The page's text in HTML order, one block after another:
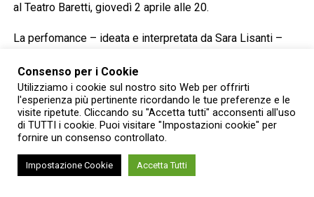
al Teatro Baretti, giovedì 2 aprile alle 20.
La perfomance – ideata e interpretata da Sara Lisanti –
inserisce come terzo tassello della “Piccola Rassegna
Culturale Torinese”, un progetto curato dal Circolo Arci Sud
con il patrocinio della Circoscrizione 8, che quest’anno
indaga le complessità della contemporaneità sotto
l’emblematico e provocatorio sottotitolo “
scomposto dramma della nuova società sabauda +
cultura – paura”. In una serata densa di significati come
Consenso per i Cookie
Utilizziamo i cookie sul nostro sito Web per offrirti
l'esperienza più pertinente ricordando le tue preferenze e le
visite ripetute. Cliccando su "Accetta tutti" acconsenti all'uso
di TUTTI i cookie. Puoi visitare "Impostazioni cookie" per
fornire un consenso controllato.
Impostazione Cookie Accetta Tutti